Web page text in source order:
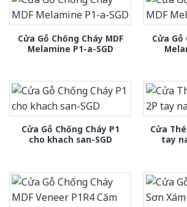
Cửa Gỗ Chống Cháy MDF
Melamine P1-a-SGD
Cửa Gỗ
Cửa Gỗ Chống Cháy P1
cho khach san-SGD
Cửa
tay